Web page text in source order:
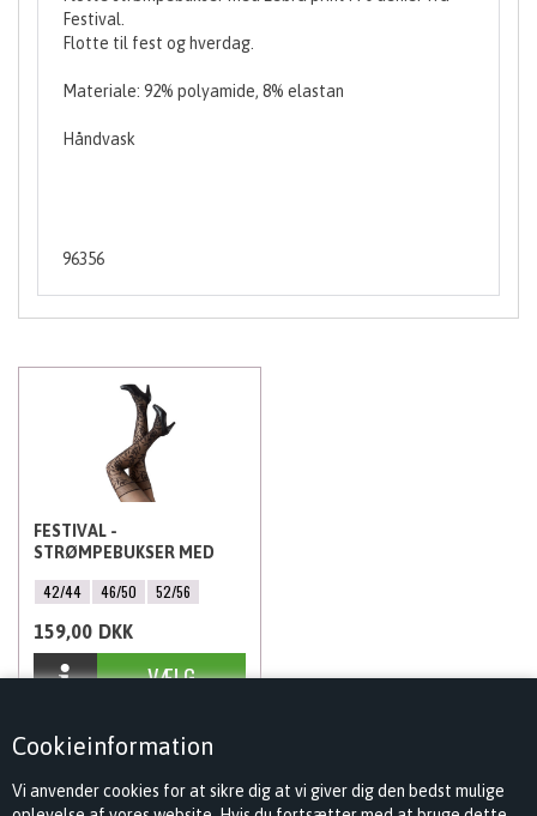
Cookieinformation
Vi anvender cookies for at sikre dig at vi giver dig den bedst mulige
Festival.
Flotte til fest og hverdag.
Materiale: 92% polyamide, 8% elastan
Håndvask
96356
FESTIVAL -
STRØMPEBUKSER MED
SORT
42/44 46/50 52/56
159,00 DKK